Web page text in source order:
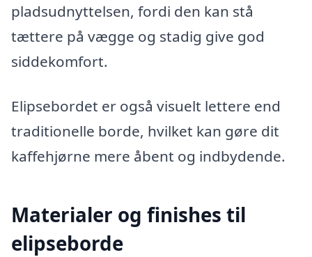
pladsudnyttelsen, fordi den kan stå
tættere på vægge og stadig give god
siddekomfort.
Elipsebordet er også visuelt lettere end
traditionelle borde, hvilket kan gøre dit
kaffehjørne mere åbent og indbydende.
Materialer og finishes til
elipseborde